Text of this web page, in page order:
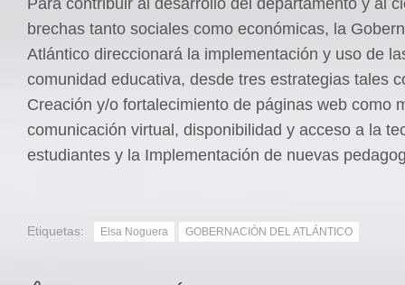
brechas tanto sociales como económicas, la
Atlántico direccionará la implementación y uso de
comunidad educativa, desde tres estrategias tales
Creación y/o fortalecimiento de páginas web como
comunicación virtual, disponibilidad y acceso a la
estudiantes y la Implementación de nuevas
Etiquetas: Elsa Noguera GOBERNACIÒN DEL ATLÁNTICO